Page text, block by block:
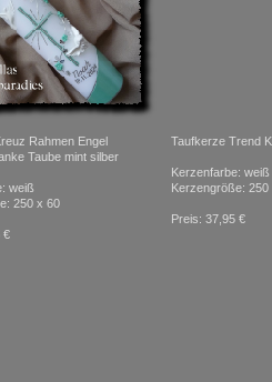
Rahmen Engel
Taube mint silber
weiß
250 x 60
€
Taufkerze Trend
Kerzenfarbe: weiß
Kerzengröße: 250
Preis: 37,95 €